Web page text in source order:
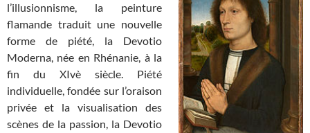
l’illusionnisme, la peinture
flamande traduit une nouvelle
forme de piété, la Devotio
Moderna, née en Rhénanie, à la
fin du XIvè siècle. Piété
individuelle, fondée sur l’oraison
privée et la visualisation des
scènes de la passion, la Devotio